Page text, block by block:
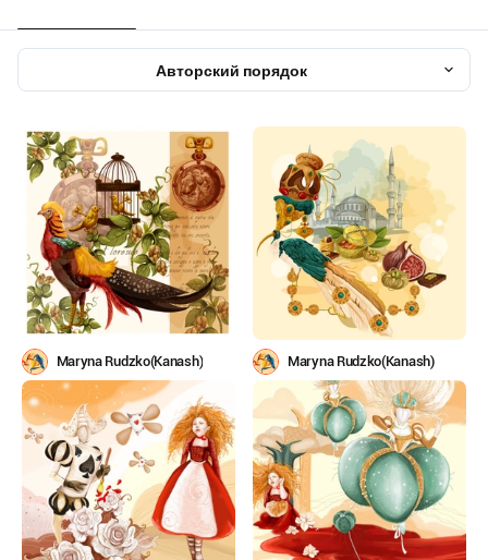
Авторский порядок
Maryna Rudzko(Kanash) Maryna Rudzko(Kanash)